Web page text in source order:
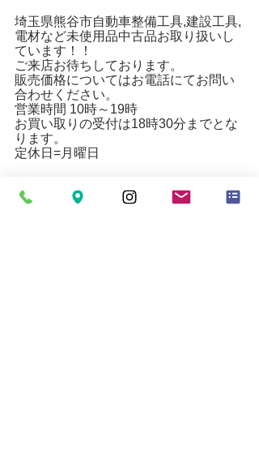
埼玉県熊谷市自動車整備工具,建設工具,
電材など未使用品中古品お取り扱いし
ています！！
ご来店お待ちしております。
販売価格についてはお電話にてお問い
合わせください。
営業時間 10時～19時
お買い取りの受付は18時30分までとな
ります。
定休日=月曜日
埼玉県熊谷市中奈良1062-1